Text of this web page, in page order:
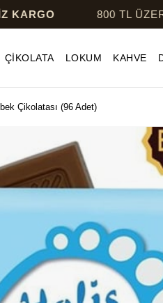
800 TL ÜZERİ
ÇİKOLATA LOKUM KAHVE
Çikolatası (96 Adet)